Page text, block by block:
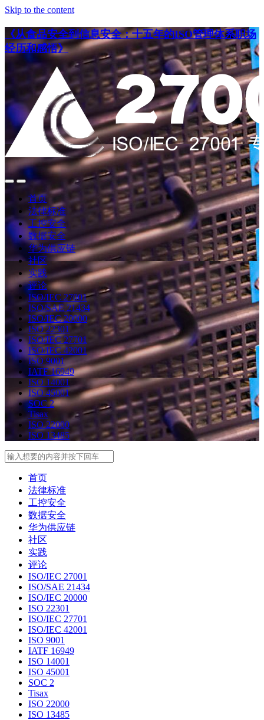
Skip to the content
《从食品安全到信息安全：十五年的ISO管理体系职场
经历和感悟》
点
搜
索
点
此
导
航
首页
法律标准
工控安全
数据安全
华为供应链
社区
实践
评论
ISO/IEC 27001
ISO/SAE 21434
ISO/IEC 20000
ISO 22301
ISO/IEC 27701
ISO/IEC 42001
ISO 9001
IATF 16949
ISO 14001
ISO 45001
SOC 2
Tisax
ISO 22000
ISO 13485
首页
法律标准
工控安全
数据安全
华为供应链
社区
实践
评论
ISO/IEC 27001
ISO/SAE 21434
ISO/IEC 20000
ISO 22301
ISO/IEC 27701
ISO/IEC 42001
ISO 9001
IATF 16949
ISO 14001
ISO 45001
SOC 2
Tisax
ISO 22000
ISO 13485